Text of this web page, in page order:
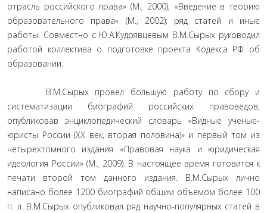
отрасль российского права» (М., 2000); «Введение в теорию
образовательного права» (М., 2002); ряд статей и иные
работы. Совместно с Ю.А.Кудрявцевым В.М.Сырых руководил
работой коллектива о подготовке проекта Кодекса РФ об
образовании.
В.М.Сырых провел большую работу по сбору и
систематизации биографий российских правоведов,
опубликовав энциклопедический словарь «Видные ученые-
юристы России (ХХ век, вторая половина)» и первый том из
четырехтомного издания «Правовая наука и юридическая
идеология России» (М., 2009). В настоящее время готовится к
печати второй том данного издания. В.М.Сырых лично
написано более 1200 биографий общим объемом более 100
п. л. В.М.Сырых опубликовал ряд научно-популярных статей в